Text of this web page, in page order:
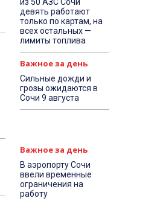
девять работают
только по картам, на
всех остальных —
лимиты топлива
Важное за день
Сильные дожди и
грозы ожидаются в
Сочи 9 августа
Важное за день
В аэропорту Сочи
ввели временные
ограничения на
работу